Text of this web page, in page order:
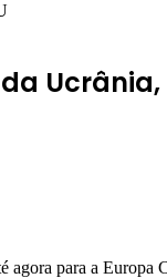
Ucrânia,
para a